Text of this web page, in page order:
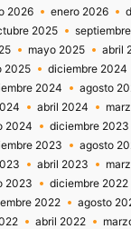
2026 enero 2026
2025
mayo 2025 abril
2025 diciembre 2024
2024 agosto
abril 2024
2024 diciembre 2023
2023 agosto
abril 2023
2023 diciembre 2022
2022 agosto
abril 2022